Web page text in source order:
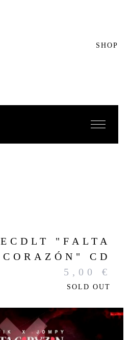
SHOP
ECDLT "FALTA
CORAZÓN" CD
5,00 €
SOLD OUT